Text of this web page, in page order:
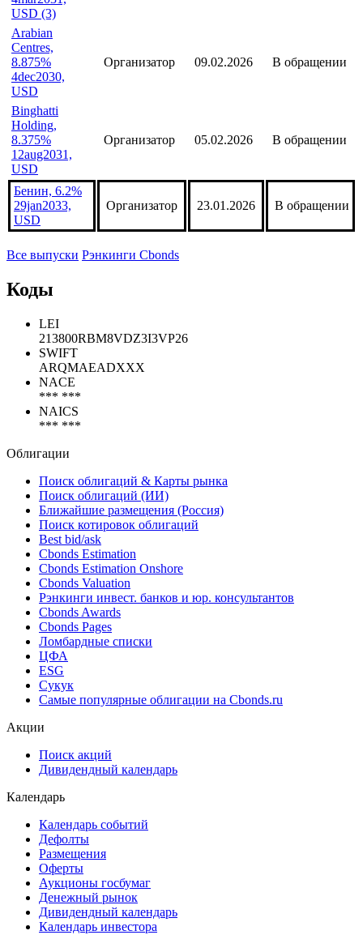
USD (3)
Arabian
Centres,
8.875%
4dec2030,
USD
Организатор 09.02.2026 В обращении
Binghatti
Holding,
8.375%
12aug2031,
USD
Организатор 05.02.2026 В обращении
Бенин, 6.2%
29jan2033,
USD
Организатор 23.01.2026 В обращении
Все выпуски Рэнкинги Cbonds
Коды
LEI
213800RBM8VDZ3I3VP26
SWIFT
ARQMAEADXXX
NACE
*** ***
NAICS
*** ***
Облигации
Поиск облигаций & Карты рынка
Поиск облигаций (ИИ)
Ближайшие размещения (Россия)
Поиск котировок облигаций
Best bid/ask
Cbonds Estimation
Cbonds Estimation Onshore
Cbonds Valuation
Рэнкинги инвест. банков и юр. консультантов
Cbonds Awards
Cbonds Pages
Ломбардные списки
ЦФА
ESG
Сукук
Самые популярные облигации на Cbonds.ru
Акции
Поиск акций
Дивидендный календарь
Календарь
Календарь событий
Дефолты
Размещения
Оферты
Аукционы госбумаг
Денежный рынок
Дивидендный календарь
Календарь инвестора